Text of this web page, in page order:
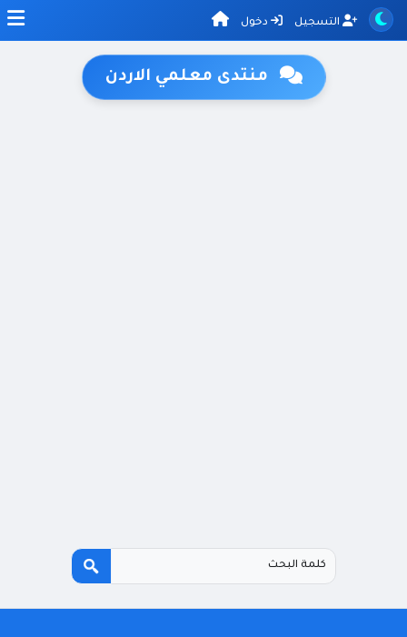
التسجيل دخول
منتدى معلمي الاردن